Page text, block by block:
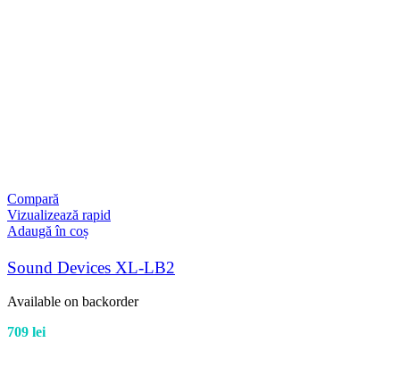
Compară
Vizualizează rapid
Adaugă în coș
Sound Devices XL-LB2
Available on backorder
709 lei